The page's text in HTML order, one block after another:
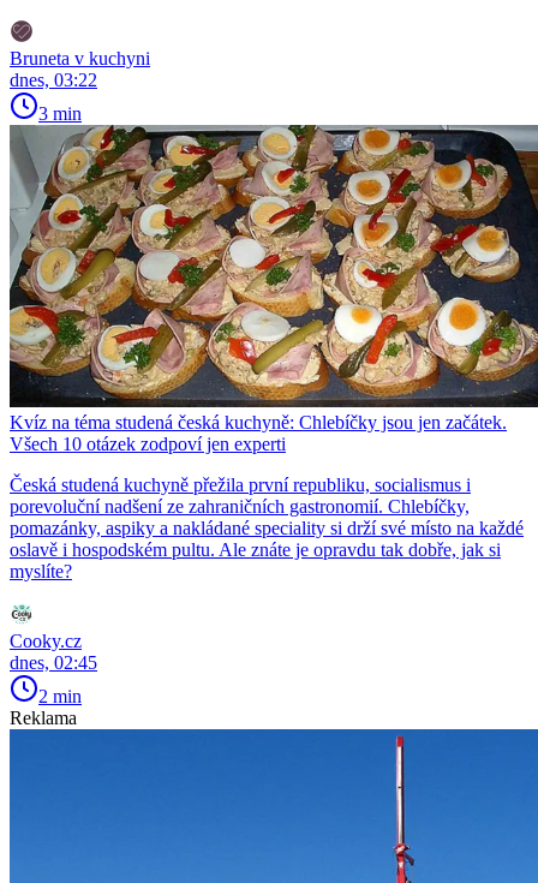
Bruneta v kuchyni
dnes, 03:22
3 min
Kvíz na téma studená česká kuchyně: Chlebíčky jsou jen začátek.
Všech 10 otázek zodpoví jen experti
Česká studená kuchyně přežila první republiku, socialismus i
porevoluční nadšení ze zahraničních gastronomií. Chlebíčky,
pomazánky, aspiky a nakládané speciality si drží své místo na každé
oslavě i hospodském pultu. Ale znáte je opravdu tak dobře, jak si
myslíte?
Cooky.cz
dnes, 02:45
2 min
Reklama